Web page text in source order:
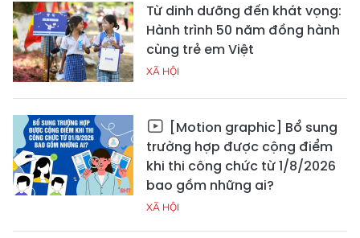
Từ dinh dưỡng đến khát vọng:
Hành trình 50 năm đồng hành
cùng trẻ em Việt
XÃ HỘI
[Motion graphic] Bổ sung
trường hợp được cộng điểm
khi thi công chức từ 1/8/2026
bao gồm những ai?
XÃ HỘI